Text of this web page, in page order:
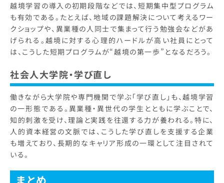
越境学習の導入の初期段階などでは、短期集中型プログラム
も有効である。たとえば、地域の課題解決について考えるワー
クショップや、異業種の人同士で集まって行う勉強会などがあ
げられる。越境に対する心理的ハードルが高い社員にとって
は、こうした短期プログラムが“越境の第一歩”となるだろう。
社会人大学院・学び直し
働きながら大学院や専門機関で学ぶ「学び直し」も、越境学習
の一形態である。異業種・異世代の学生とともに学ぶことで、
知的刺激を受け、理論と実践を往還する力が養われる。特に、
人的資本経営の文脈では、こうした学び直しを支援する企業
も増えており、長期的なキャリア形成の一環として注目されて
いる。
まとめ